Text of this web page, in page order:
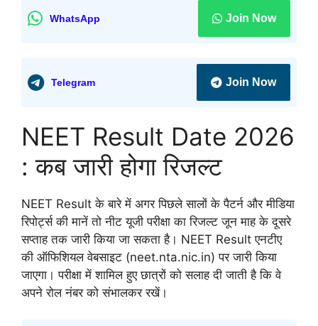
WhatsApp Join Now
Telegram Join Now
NEET Result Date 2026
: कब जारी होगा रिजल्ट
NEET Result के बारे में अगर पिछले सालों के पैटर्न और मीडिया
रिपोर्ट्स की मानें तो नीट यूजी परीक्षा का रिजल्ट जून माह के दूसरे
सप्ताह तक जारी किया जा सकता है। NEET Result एनटीए
की ऑफिशियल वेबसाइट (neet.nta.nic.in) पर जारी किया
जाएगा। परीक्षा में शामिल हुए छात्रों को सलाह दी जाती है कि वे
अपने रोल नंबर को संभालकर रखें।